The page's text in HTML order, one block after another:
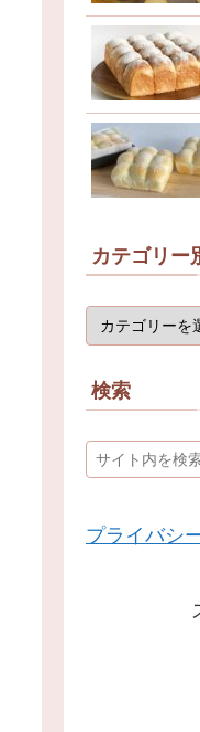
カテゴリー
検索
プライバシ